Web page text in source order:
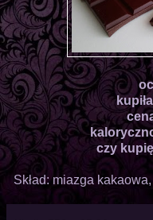
czy
Skład: miazga